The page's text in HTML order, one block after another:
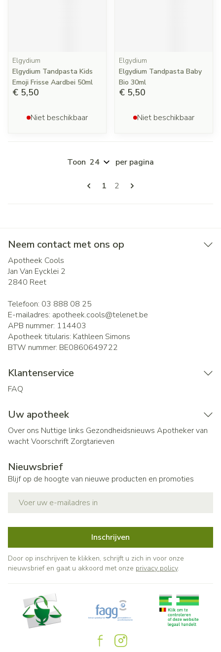
Elgydium
Elgydium Tandpasta Kids
Emoji Frisse Aardbei 50ml
€ 5,50
Niet beschikbaar
Elgydium
Elgydium Tandpasta Baby
Bio 30ml
€ 5,50
Niet beschikbaar
Pagina's
U lees momenteel pagina
1 Pagina
2
Toon per pagina
Neem contact met ons op
Apotheek Cools
Jan Van Eycklei 2
2840 Reet
Telefoon: 03 888 08 25
E-mailadres: apotheek.cools@telenet.be
APB nummer: 114403
Apotheek titularis: Kathleen Simons
BTW nummer: BE0860649722
Klantenservice
FAQ
Uw apotheek
Over ons Nuttige links Gezondheidsnieuws Apotheker van
wachtVoorschrift Zorgtarieven
Nieuwsbrief
Blijf op de hoogte van nieuwe producten en promoties
Inschrijven
Door op inschrijven te klikken, schrijft u zich in voor onze
nieuwsbrief en gaat u akkoord met onze privacy policy.